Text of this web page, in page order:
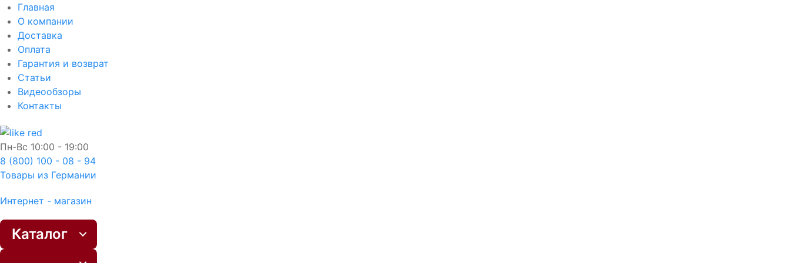
Главная
О компании
Доставка
Оплата
Гарантия и возврат
Статьи
Видеообзоры
Контакты
Пн-Вс 10:00 - 19:00
8 (800) 100 - 08 - 94
Товары из Германии
Интернет - магазин
Каталог